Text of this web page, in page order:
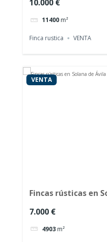
10.000 €
11400 m²
Finca rustica VENTA
VENTA
Fincas rústicas en
7.000 €
4903 m²